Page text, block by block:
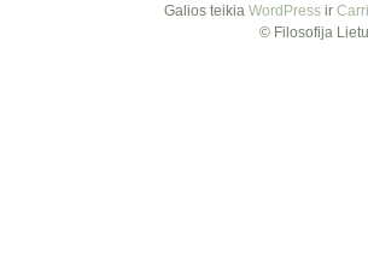
Galios teikia WordPressir
© Filosofija